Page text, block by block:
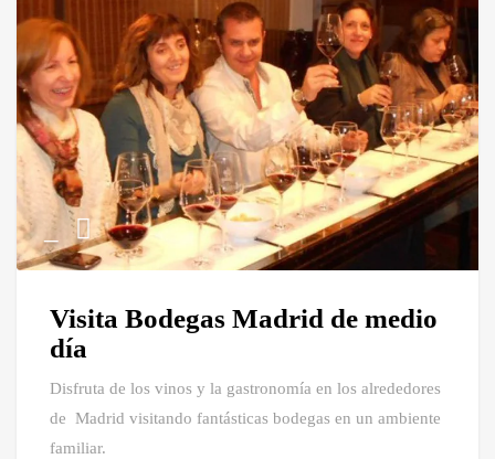
Visita Bodegas Madrid de medio
día
Disfruta de los vinos y la gastronomía en los alrededores
de Madrid visitando fantásticas bodegas en un ambiente
familiar.